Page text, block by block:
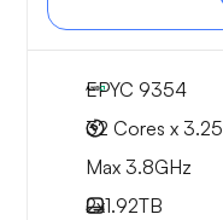
EPYC 9354
32 Cores x
Max 3.8GHz
2x1.92TB